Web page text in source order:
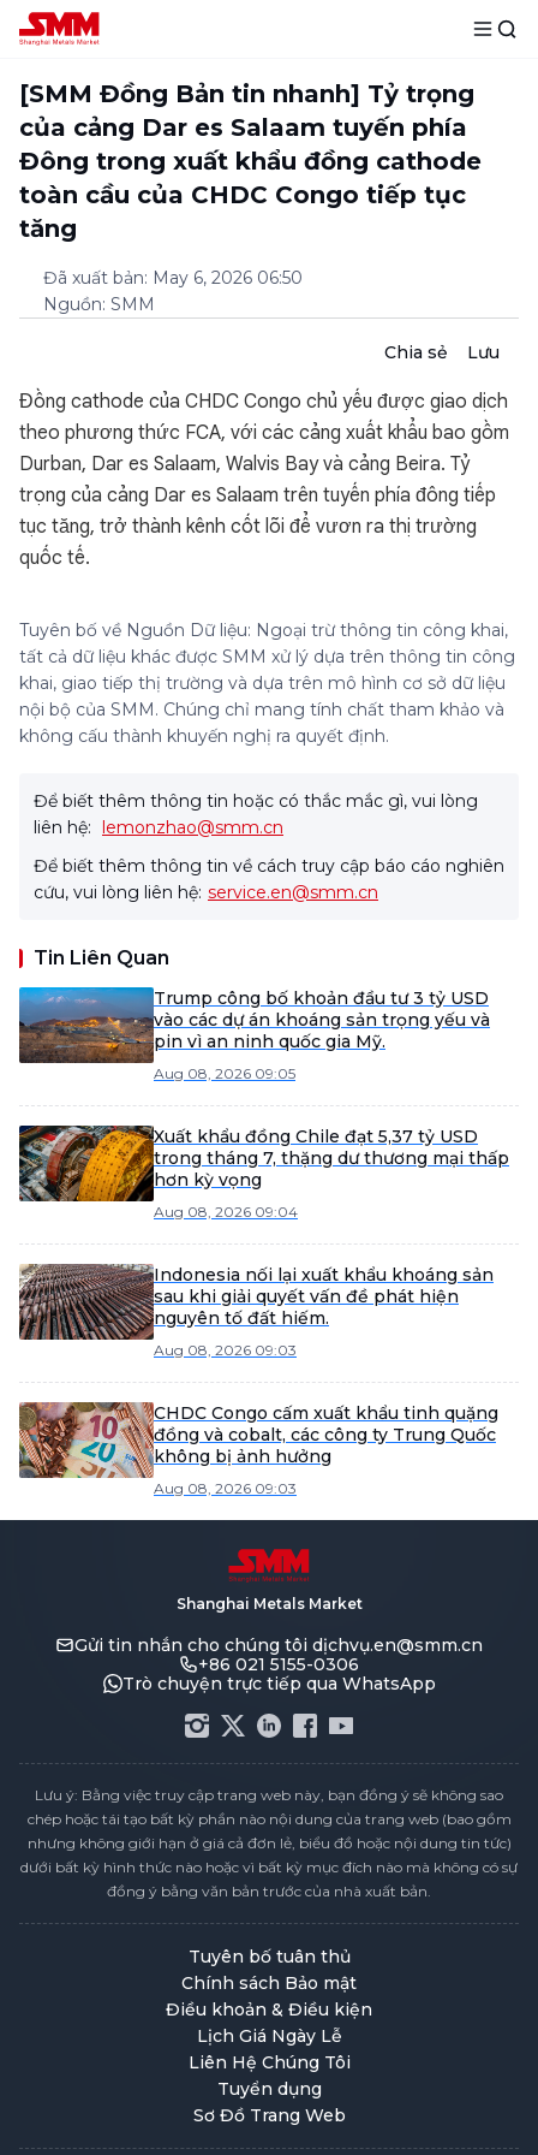
[SMM Đồng Bản tin nhanh] Tỷ trọng
của cảng Dar es Salaam tuyến phía
Đông trong xuất khẩu đồng cathode
toàn cầu của CHDC Congo tiếp tục
tăng
Đã xuất bản: May 6, 2026 06:50
Nguồn: SMM
Chia sẻ Lưu
Đồng cathode của CHDC Congo chủ yếu được giao dịch
theo phương thức FCA, với các cảng xuất khẩu bao gồm
Durban, Dar es Salaam, Walvis Bay và cảng Beira. Tỷ
trọng của cảng Dar es Salaam trên tuyến phía đông tiếp
tục tăng, trở thành kênh cốt lõi để vươn ra thị trường
quốc tế.
Tuyên bố về Nguồn Dữ liệu: Ngoại trừ thông tin công khai,
tất cả dữ liệu khác được SMM xử lý dựa trên thông tin công
khai, giao tiếp thị trường và dựa trên mô hình cơ sở dữ liệu
nội bộ của SMM. Chúng chỉ mang tính chất tham khảo và
không cấu thành khuyến nghị ra quyết định.
Để biết thêm thông tin hoặc có thắc mắc gì, vui lòng
liên hệ: lemonzhao@smm.cn
Để biết thêm thông tin về cách truy cập báo cáo nghiên
cứu, vui lòng liên hệ: service.en@smm.cn
Tin Liên Quan
Trump công bố khoản đầu tư 3 tỷ USD
vào các dự án khoáng sản trọng yếu và
pin vì an ninh quốc gia Mỹ.
Aug 08, 2026 09:05
Xuất khẩu đồng Chile đạt 5,37 tỷ USD
trong tháng 7, thặng dư thương mại thấp
hơn kỳ vọng
Aug 08, 2026 09:04
Indonesia nối lại xuất khẩu khoáng sản
sau khi giải quyết vấn đề phát hiện
nguyên tố đất hiếm.
Aug 08, 2026 09:03
CHDC Congo cấm xuất khẩu tinh quặng
đồng và cobalt, các công ty Trung Quốc
không bị ảnh hưởng
Aug 08, 2026 09:03
Shanghai Metals Market
Gửi tin nhắn cho chúng tôi dịchvụ.en@smm.cn
+86 021 5155-0306
Trò chuyện trực tiếp qua WhatsApp
Lưu ý: Bằng việc truy cập trang web này, bạn đồng ý sẽ không sao
chép hoặc tái tạo bất kỳ phần nào nội dung của trang web (bao gồm
nhưng không giới hạn ở giá cả đơn lẻ, biểu đồ hoặc nội dung tin tức)
dưới bất kỳ hình thức nào hoặc vì bất kỳ mục đích nào mà không có sự
đồng ý bằng văn bản trước của nhà xuất bản.
Tuyên bố tuân thủ
Chính sách Bảo mật
Điều khoản & Điều kiện
Lịch Giá Ngày Lễ
Liên Hệ Chúng Tôi
Tuyển dụng
Sơ Đồ Trang Web